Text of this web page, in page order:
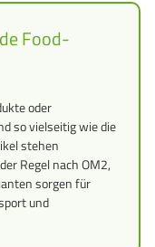
Food-
oder
so vielseitig wie die
stehen
Regel nach OM2,
sorgen für
und